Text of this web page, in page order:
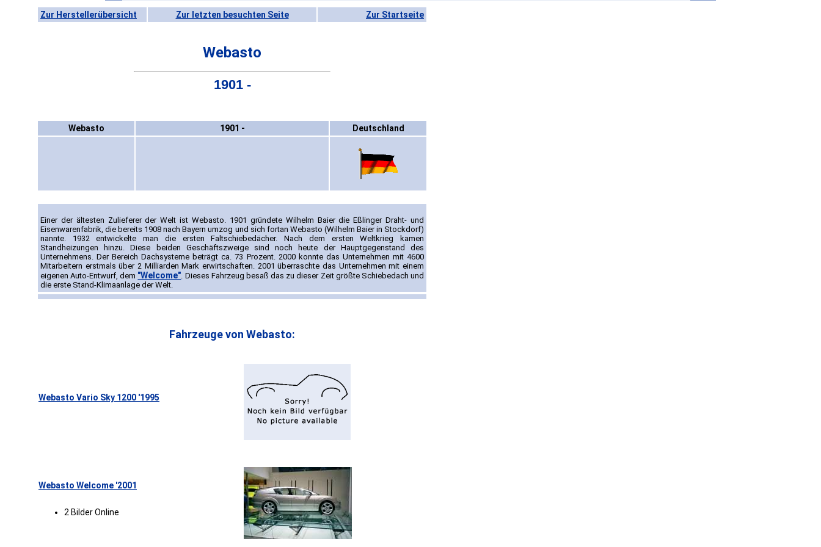
Zur Herstellerübersicht Zur letzten besuchten Seite Zur Startseite
Webasto
1901 -
Webasto 1901 - Deutschland
Einer der ältesten Zulieferer der Welt ist Webasto. 1901 gründete Wilhelm Baier die Eßlinger Draht- und
Eisenwarenfabrik, die bereits 1908 nach Bayern umzog und sich fortan Webasto (Wilhelm Baier in Stockdorf)
nannte. 1932 entwickelte man die ersten Faltschiebedächer. Nach dem ersten Weltkrieg kamen
Standheizungen hinzu. Diese beiden Geschäftszweige sind noch heute der Hauptgegenstand des
Unternehmens. Der Bereich Dachsysteme beträgt ca. 73 Prozent. 2000 konnte das Unternehmen mit 4600
Mitarbeitern erstmals über 2 Milliarden Mark erwirtschaften. 2001 überraschte das Unternehmen mit einem
eigenen Auto-Entwurf, dem "Welcome". Dieses Fahrzeug besaß das zu dieser Zeit größte Schiebedach und
die erste Stand-Klimaanlage der Welt.
Fahrzeuge von Webasto:
Webasto Vario Sky 1200 '1995
Webasto Welcome '2001
2 Bilder Online